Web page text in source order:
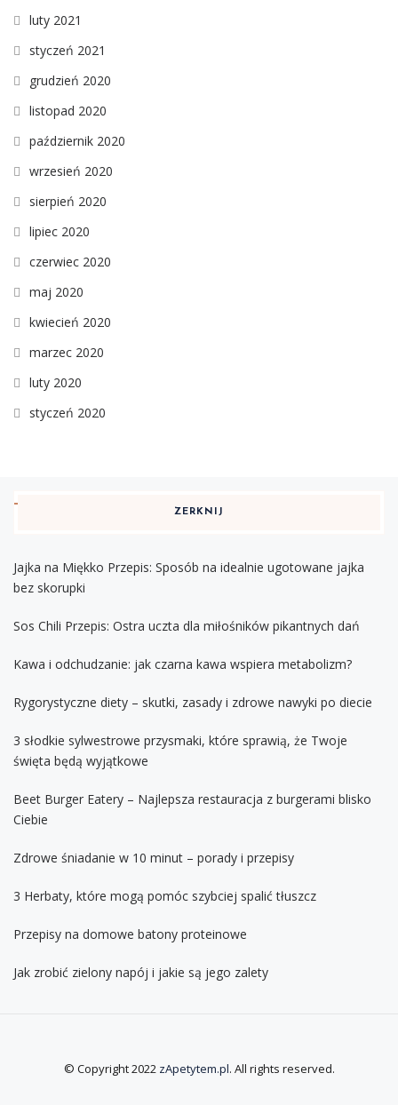
luty 2021
styczeń 2021
grudzień 2020
listopad 2020
październik 2020
wrzesień 2020
sierpień 2020
lipiec 2020
czerwiec 2020
maj 2020
kwiecień 2020
marzec 2020
luty 2020
styczeń 2020
ZERKNIJ
Jajka na Miękko Przepis: Sposób na idealnie ugotowane jajka
bez skorupki
Sos Chili Przepis: Ostra uczta dla miłośników pikantnych dań
Kawa i odchudzanie: jak czarna kawa wspiera metabolizm?
Rygorystyczne diety – skutki, zasady i zdrowe nawyki po diecie
3 słodkie sylwestrowe przysmaki, które sprawią, że Twoje
święta będą wyjątkowe
Beet Burger Eatery – Najlepsza restauracja z burgerami blisko
Ciebie
Zdrowe śniadanie w 10 minut – porady i przepisy
3 Herbaty, które mogą pomóc szybciej spalić tłuszcz
Przepisy na domowe batony proteinowe
Jak zrobić zielony napój i jakie są jego zalety
© Copyright 2022 zApetytem.pl. All rights reserved.